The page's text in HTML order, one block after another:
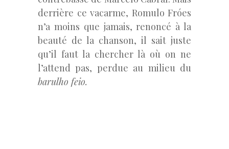
derrière ce vacarme, Romulo Fróes
n’a moins que jamais, renoncé à la
beauté de la chanson, il sait juste
qu’il faut la chercher là où on ne
l’attend pas, perdue au milieu du
barulho feio.